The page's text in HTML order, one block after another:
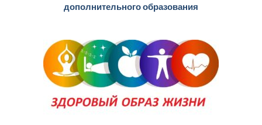
дополнительного образования